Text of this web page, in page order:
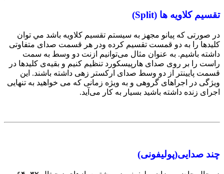
تقسیم کلاویه ها (Split)
در صورتی که پیانو مجهز به سیستم تقسیم کلاویه‌ باشد مي توان
کلیدها را به دو قمست تقسیم کرده ودر هر قسمت صدای متفاوتی
داشته باشیم. به عنوان مثال می‌توانیم ازنت دو وسط به سمت
راست را بر روی صدای هارپیسکورد تنظیم کنیم و بقیه‌ی کلیدها در
قسمت پایینتر از دو وسط صدای ارکستر زهی داشته باشند. این
ویژگی در اجراهای گروهی و به ویژه زمانی که می خواهید به تنهایی
اجرای زنده داشته باشید بسیار به کار می‌آید.
چند صدایی(پولیفونی)